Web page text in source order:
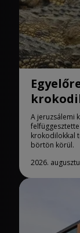
A jeruzsálemi
krokodilokkal
börtön körül.
2026.